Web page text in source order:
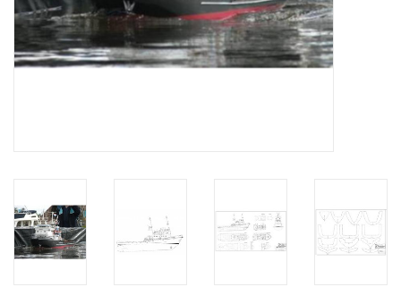
MODELLBAUER
Baubeschreibungen